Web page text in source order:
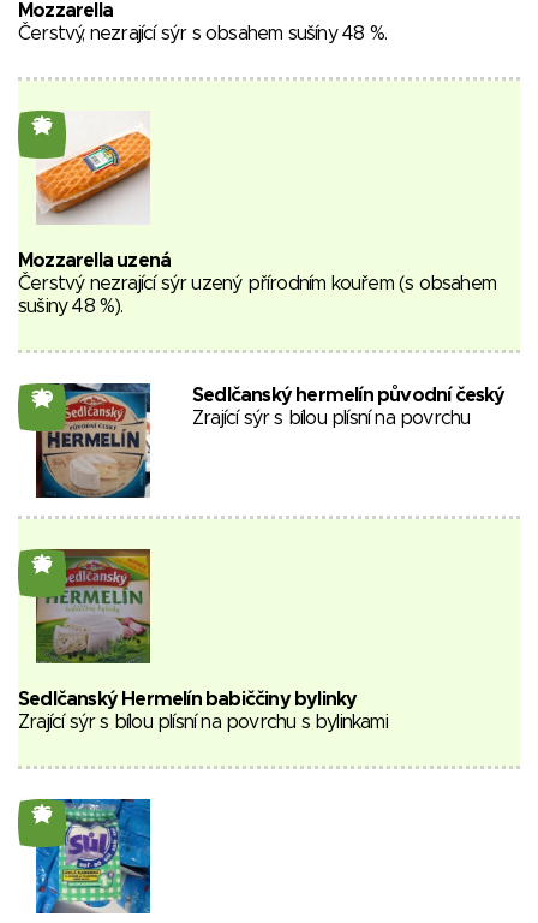
Mozzarella
Čerstvý, nezrající sýr s obsahem sušíny 48 %.
26
Mozzarella uzená
Čerstvý nezrající sýr uzený přírodním kouřem (s obsahem
sušiny 48 %).
30
Sedlčanský hermelín původní český
Zrající sýr s bílou plísní na povrchu
26
Sedlčanský Hermelín babiččiny bylinky
Zrající sýr s bílou plísní na povrchu s bylinkami
26